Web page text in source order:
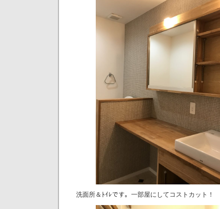
洗面所＆ﾄｲﾚです。一部屋にしてコストカット！